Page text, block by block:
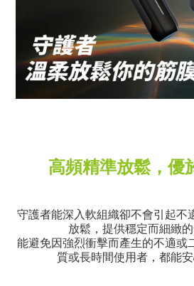
高頻精準放鬆，優
守護者能深入軟組織卻不會引起不
放鬆，提供穩定而細緻
能避免因強烈衝擊而產生的不適或
質或長時間使用者，都能安